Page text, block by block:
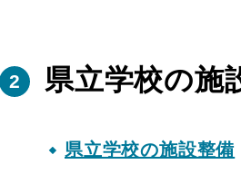
県立学校の施
県立学校の施設整備